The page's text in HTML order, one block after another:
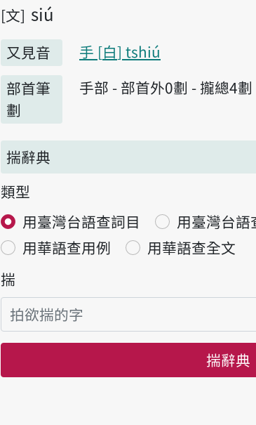
文 siú
又見音 手 白 tshiú
部首筆
劃
手部 - 部首外0劃 - 攏總4劃
揣辭典
類型
用臺灣台語查詞目
用臺灣台語
用華語查用例
用華語查全文
揣
揣辭典